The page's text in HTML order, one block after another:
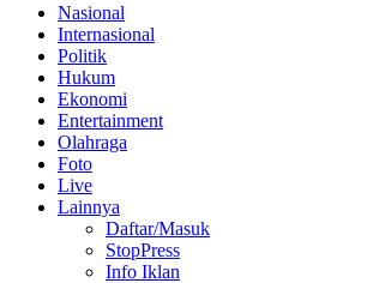
Nasional
Internasional
Politik
Hukum
Ekonomi
Entertainment
Olahraga
Foto
Live
Lainnya
Daftar/Masuk
StopPress
Info Iklan